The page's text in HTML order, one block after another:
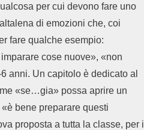
per cui devono fare uno
di emozioni che, coi
fare qualche esempio:
cose nuove», «non
anni. Un capitolo è dedicato al
«se…gia» possa aprire un
bene preparare questi
proposta a tutta la classe, per i